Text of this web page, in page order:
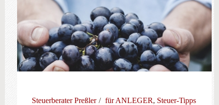
Steuerberater Preßler für ANLEGER, Steuer-Tipps